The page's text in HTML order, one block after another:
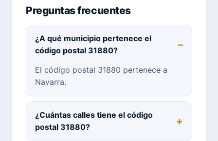
Preguntas frecuentes
¿A qué municipio pertenece el
código postal 31880?
El código postal 31880 pertenece a
Navarra.
¿Cuántas calles tiene el código
postal 31880?